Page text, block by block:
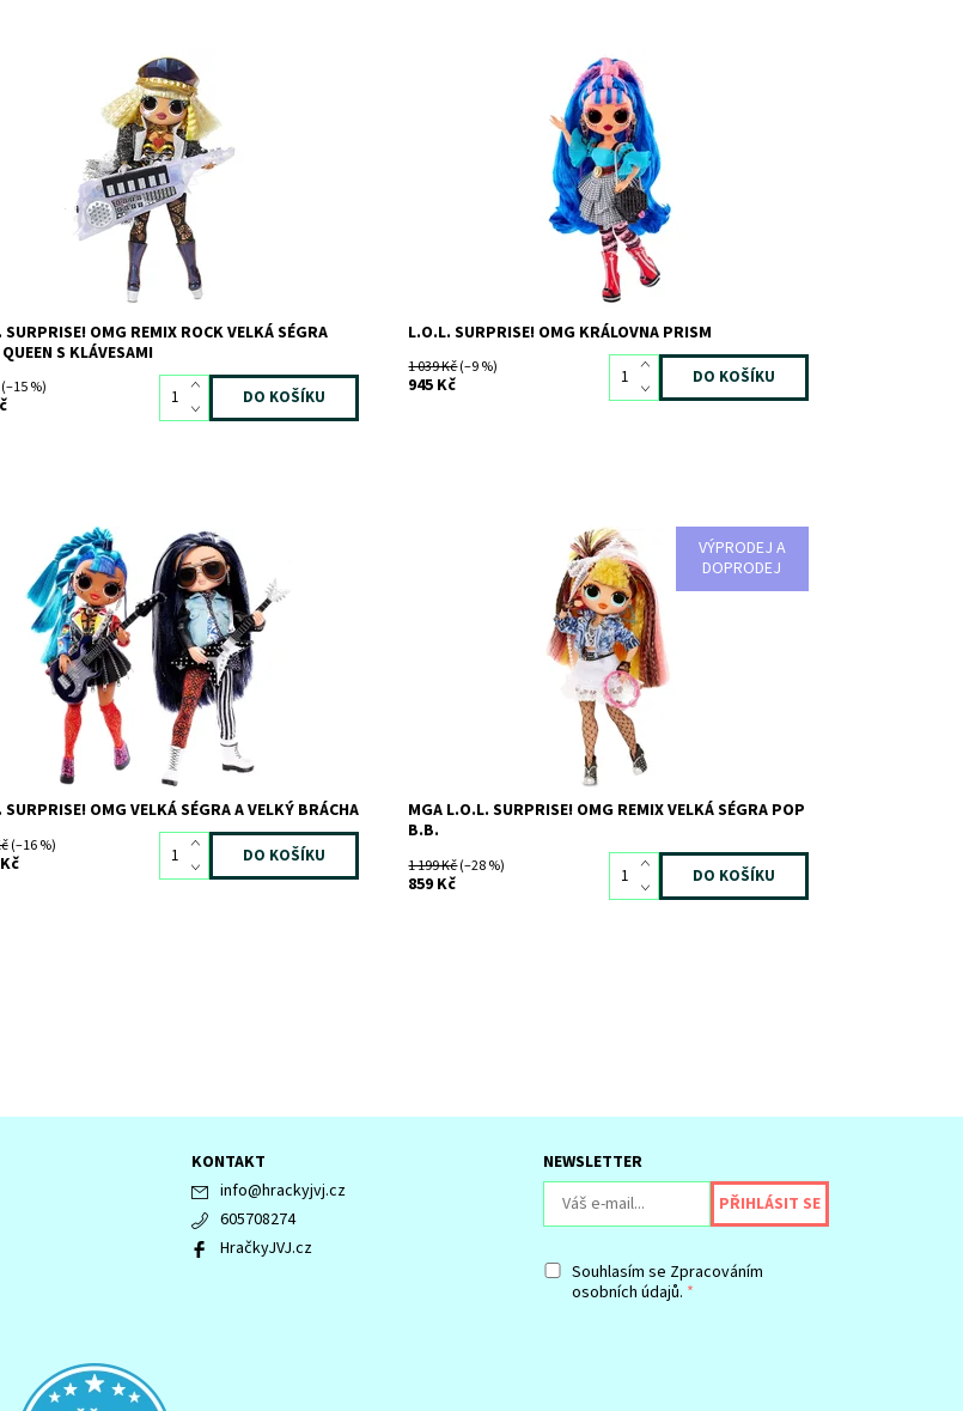
Skladem>3
OMG REMIX ROCK VELKÁ SÉGRA
S KLÁVESAMI
%)
Skladem3
L.O.L. SURPRISE! OMG KRÁLOVNA PRISM
1 039 Kč(–9 %)
945 Kč
Skladem
>3
8132
MGA
OMG VELKÁ SÉGRA A VELKÝ BRÁCHA
(–16 %)
VÝPRODEJ A
DOPRODEJ
Skladem2
MGA L.O.L. SURPRISE! OMG REMIX VELKÁ SÉGRA POP
B.B.
1 199 Kč(–28 %)
859 Kč
KONTAKT
info@hrackyjvj.cz
605708274
HračkyJVJ.cz
NEWSLETTER
Souhlasím se Zpracováním
osobních údajů.